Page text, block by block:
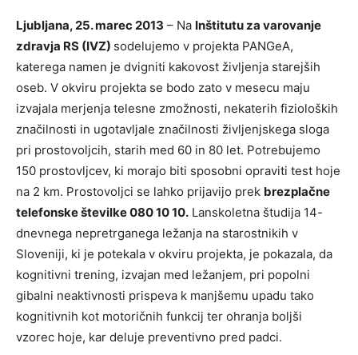
Ljubljana, 25. marec 2013 – Na Inštitutu za varovanje
zdravja RS (IVZ) sodelujemo v projekta PANGeA,
katerega namen je dvigniti kakovost življenja starejših
oseb. V okviru projekta se bodo zato v mesecu maju
izvajala merjenja telesne zmožnosti, nekaterih fizioloških
značilnosti in ugotavljale značilnosti življenjskega sloga
pri prostovoljcih, starih med 60 in 80 let. Potrebujemo
150 prostovljcev, ki morajo biti sposobni opraviti test hoje
na 2 km. Prostovoljci se lahko prijavijo prek brezplačne
telefonske številke 080 10 10. Lanskoletna študija 14-
dnevnega nepretrganega ležanja na starostnikih v
Sloveniji, ki je potekala v okviru projekta, je pokazala, da
kognitivni trening, izvajan med ležanjem, pri popolni
gibalni neaktivnosti prispeva k manjšemu upadu tako
kognitivnih kot motoričnih funkcij ter ohranja boljši
vzorec hoje, kar deluje preventivno pred padci.